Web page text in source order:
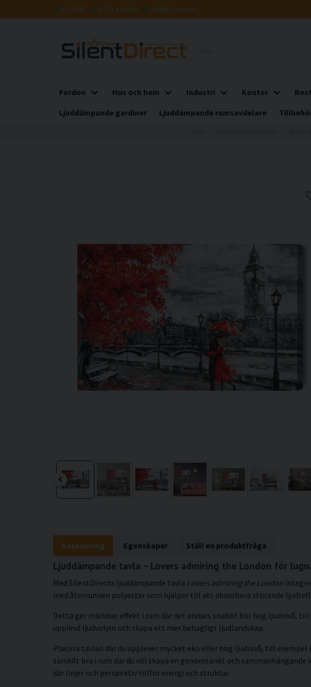
Fri frakt 5 års garanti Snabb leverans
Fordon Hus och hem Industri Kontor
Ljuddämpande gardiner
Ljuddämpande rumsavdelare
Beskrivning Egenskaper Ställ en produktfråga
Ljuddämpande tavla – Lovers admiring the London för
Med SilentDirects ljuddämpande tavla Lovers admiring the London
med återvunnen polyester som hjälper till att absorbera störande
Detta ger märkbar effekt i rum där det annars snabbt blir hög ljudnivå,
upplevd ljudvolym och skapa ett mer behagligt ljudlandskap.
Placera tavlan där du upplever mycket eko eller hög ljudnivå, till
särskilt bra i rum där du vill skapa en genomtänkt och
där linjer och perspektiv tillför energi och struktur.